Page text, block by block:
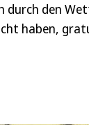
durch den
haben,